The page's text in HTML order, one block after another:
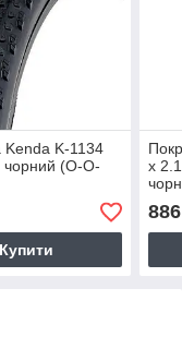
Kenda K-1134
(O-O-
Купити
x
886